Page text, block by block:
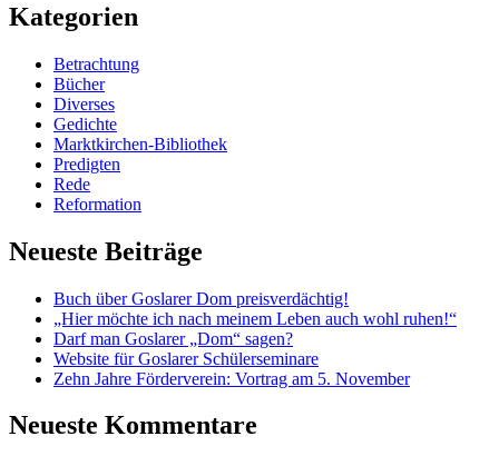
Kategorien
Betrachtung
Bücher
Diverses
Gedichte
Marktkirchen-Bibliothek
Predigten
Rede
Reformation
Neueste Beiträge
Buch über Goslarer Dom preisverdächtig!
„Hier möchte ich nach meinem Leben auch wohl ruhen!“
Darf man Goslarer „Dom“ sagen?
Website für Goslarer Schülerseminare
Zehn Jahre Förderverein: Vortrag am 5. November
Neueste Kommentare